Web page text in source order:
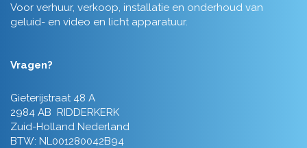
Voor verhuur, verkoop, installatie en onderhoud van
geluid- en video en licht apparatuur.
Vragen?
Gieterijstraat 48 A
2984 AB RIDDERKERK
Zuid-Holland Nederland
BTW: NL001280042B94